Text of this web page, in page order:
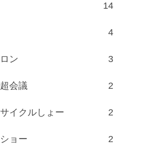
14
4
ン 3
会議 2
イクルしょー 2
ョー 2